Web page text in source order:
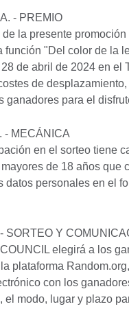
- PREMIO
de la presente
función "Del color de la
de abril de 2024 en el
de
ganadores para el
- MECÁNICA
en el sorteo tiene
de 18 años que
datos personales en el
SORTEO Y
elegirá a los
plataforma
con los
el modo, lugar y plazo